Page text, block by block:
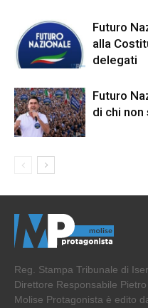
Futuro
alla
delegati
Futuro
di chi
Reg. Stampa Tribunale di
Direttore Responsabile Pietro
Molise Protagonista è edito